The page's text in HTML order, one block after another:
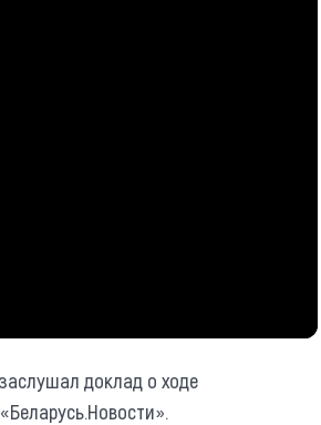
доклад о ходе